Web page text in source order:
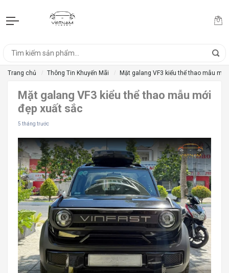
Trang chủ Thông Tin Khuyến Mãi Mặt galang VF3 kiểu thể thao mẫu
Mặt galang VF3 kiểu thể thao mẫu mới
đẹp xuất sắc
5 tháng trước